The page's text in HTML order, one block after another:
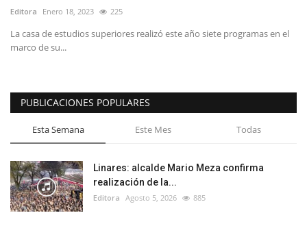
Editora Enero 18, 2023 225
La casa de estudios superiores realizó este año siete programas en el
marco de su...
PUBLICACIONES POPULARES
Esta Semana Este Mes Todas
Linares: alcalde Mario Meza confirma
realización de la...
Editora Agosto 5, 2026 885